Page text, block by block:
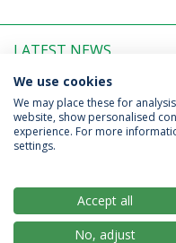
LATEST NEWS
UPCOMING EVENTS
Privacy Policy
We use cookies
We may place these for
website, show personalised
experience. For more
settings.
Accept all
No, adjust